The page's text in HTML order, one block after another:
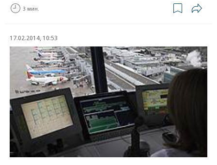
3 мин.
17.02.2014, 10:53